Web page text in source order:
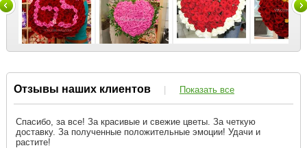
Отзывы наших клиентов | Показать все
Спасибо, за все! За красивые и свежие цветы. За четкую
доставку. За полученные положительные эмоции! Удачи и
растите!